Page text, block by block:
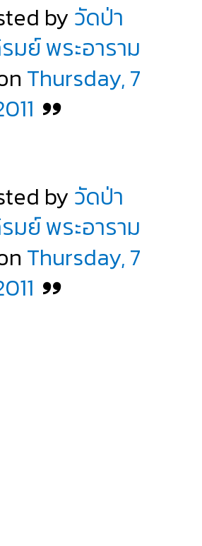
by วัดป่า
มย์ พระอาราม
Thursday, 7
by วัดป่า
มย์ พระอาราม
Thursday, 7